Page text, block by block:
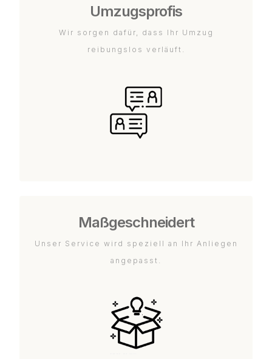
Umzugsprofis
Wir sorgen dafür, dass Ihr Umzug
reibungslos verläuft.
Maßgeschneidert
Unser Service wird speziell an Ihr Anliegen
angepasst.